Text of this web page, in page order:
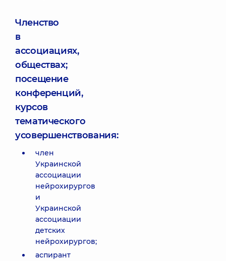
Членство
в
ассоциациях,
обществах;
посещение
конференций,
курсов
тематического
усовершенствования:
член
Украинской
ассоциации
нейрохирургов
и
Украинской
ассоциации
детских
нейрохирургов;
аспирант